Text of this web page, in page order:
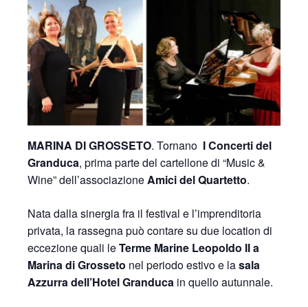
MARINA DI GROSSETO. Tornano I Concerti del
Granduca, prima parte del cartellone di “Music &
Wine” dell’associazioneAmici del Quartetto.
Nata dalla sinergia fra il festival e l’imprenditoria
privata, la rassegna può contare su due location di
eccezione quali leTerme Marine Leopoldo II a
Marina di Grosseto nel periodo estivo e lasala
Azzurra dell’Hotel Granduca in quello autunnale.